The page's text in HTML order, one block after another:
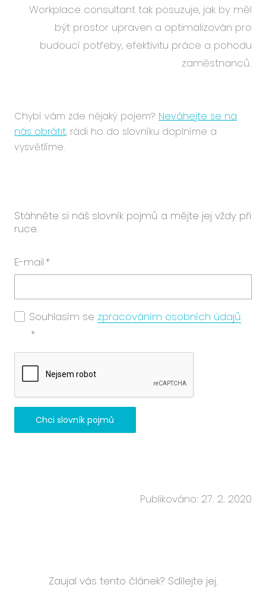
Workplace consultant tak posuzuje, jak by měl
být prostor upraven a optimalizován pro
budoucí potřeby, efektivitu práce a pohodu
zaměstnanců.
Chybí vám zde nějaký pojem? Neváhejte se na
nás obrátit, rádi ho do slovníku doplníme a
vysvětlíme.
Stáhněte si náš slovník pojmů a mějte jej vždy při
ruce.
E-mail*
Souhlasím se zpracováním osobních údajů.
*
Chci slovník pojmů
Publikováno: 27. 2. 2020
Zaujal vás tento článek? Sdílejte jej.